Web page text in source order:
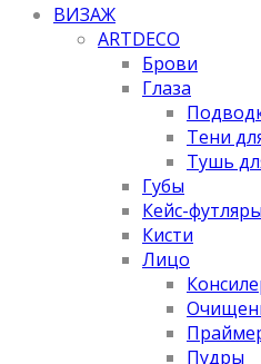
ВИЗАЖ
ARTDECO
Брови
Глаза
Тени
Тушь
Губы
Кейс-футляры
Кисти
Лицо
Пудры